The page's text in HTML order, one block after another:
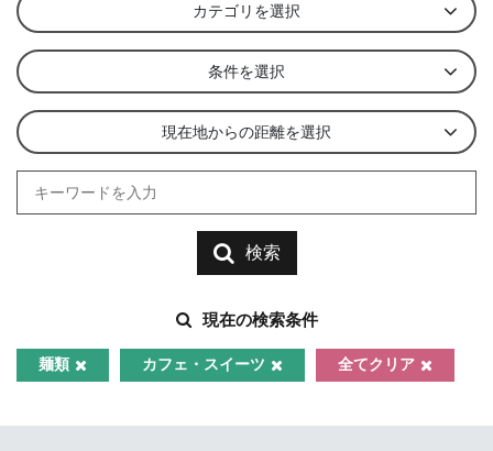
カテゴリを選択
条件を選択
現在地からの距離を選択
検索
現在の検索条件
麺類 カフェ・スイーツ 全てクリア